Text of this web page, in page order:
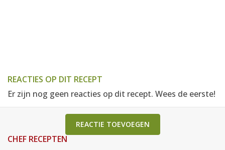
REACTIES OP DIT RECEPT
Er zijn nog geen reacties op dit recept. Wees de eerste!
REACTIE TOEVOEGEN
CHEF RECEPTEN